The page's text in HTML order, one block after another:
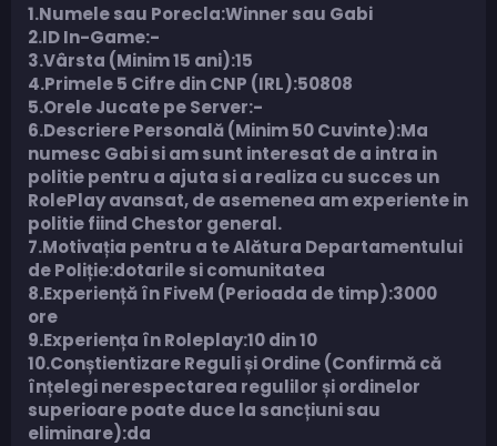
1.Numele sau Porecla:Winner sau Gabi
2.ID In-Game:-
3.Vârsta (Minim 15 ani):15
4.Primele 5 Cifre din CNP (IRL):50808
5.Orele Jucate pe Server:-
6.Descriere Personală (Minim 50 Cuvinte):Ma
numesc Gabi si am sunt interesat de a intra in
politie pentru a ajuta si a realiza cu succes un
RolePlay avansat, de asemenea am experiente in
politie fiind Chestor general.
7.Motivația pentru a te Alătura Departamentului
de Poliție:dotarile si comunitatea
8.Experiență în FiveM (Perioada de timp):3000
ore
9.Experiența în Roleplay:10 din 10
10.Conștientizare Reguli și Ordine (Confirmă că
înțelegi nerespectarea regulilor și ordinelor
superioare poate duce la sancțiuni sau
eliminare):da